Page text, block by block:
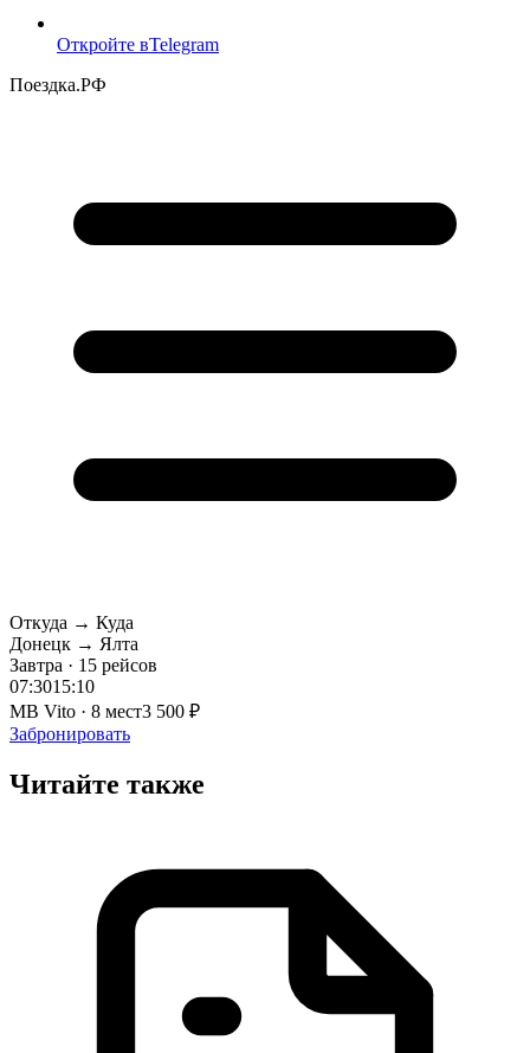
Откройте вTelegram
Поездка.РФ
Откуда → Куда
Донецк → Ялта
Завтра · 15 рейсов
07:3015:10
MB Vito · 8 мест3 500 ₽
Забронировать
Читайте также